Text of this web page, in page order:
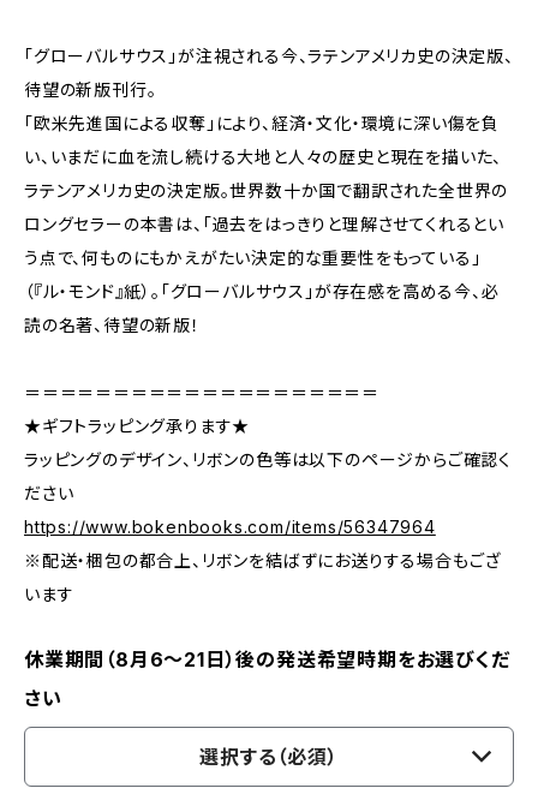
「グローバルサウス」が注視される今、ラテンアメリカ史の決定版、
待望の新版刊行。
「欧米先進国による収奪」により、経済・文化・環境に深い傷を負
い、いまだに血を流し続ける大地と人々の歴史と現在を描いた、
ラテンアメリカ史の決定版。世界数十か国で翻訳された全世界の
ロングセラーの本書は、「過去をはっきりと理解させてくれるとい
う点で、何ものにもかえがたい決定的な重要性をもっている」
（『ル・モンド』紙）。「グローバルサウス」が存在感を高める今、必
読の名著、待望の新版！
＝＝＝＝＝＝＝＝＝＝＝＝＝＝＝＝＝＝＝＝
★ギフトラッピング承ります★
ラッピングのデザイン、リボンの色等は以下のページからご確認く
ださい
https://www.bokenbooks.com/items/56347964
※配送・梱包の都合上、リボンを結ばずにお送りする場合もござ
います
休業期間（8月6〜21日）後の発送希望時期をお選びくだ
さい
選択する（必須）